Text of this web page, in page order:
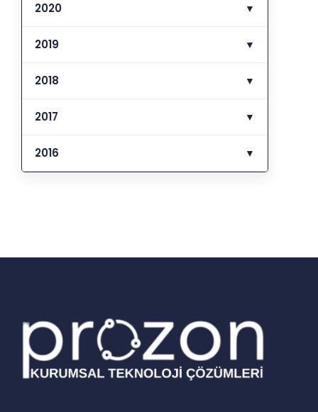
2020 ▼
2019 ▼
2018 ▼
2017 ▼
2016 ▼